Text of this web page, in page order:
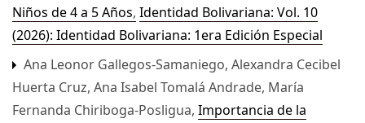
Niños de 4 a 5 Años, Identidad Bolivariana: Vol. 10
(2026): Identidad Bolivariana: 1era Edición Especial
Ana Leonor Gallegos-Samaniego, Alexandra Cecibel
Huerta Cruz, Ana Isabel Tomalá Andrade, María
Fernanda Chiriboga-Posligua, Importancia de la